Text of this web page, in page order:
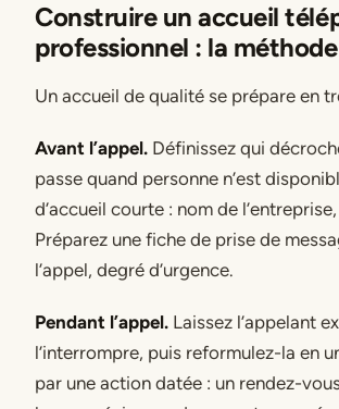
Construire un accueil
professionnel : la méthode
Un accueil de qualité se prépare en
Avant l’appel. Définissez qui
passe quand personne n’est
d’accueil courte : nom de
Préparez une fiche de prise de
l’appel, degré d’urgence.
Pendant l’appel. Laissez l’appelant
l’interrompre, puis reformulez-la en
par une action datée : un rendez-